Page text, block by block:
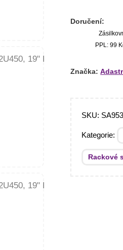
Doručení:
PPL: 99
Značka:
SKU:
Kategorie:
Rackové